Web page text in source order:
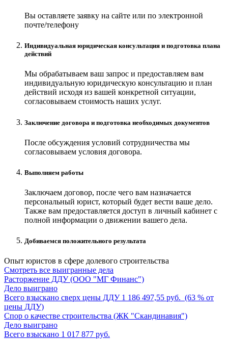
Вы оставляете заявку на сайте или по электронной
почте/телефону
Индивидуальная юридическая консультация и подготовка плана
действий
Мы обрабатываем ваш запрос и предоставляем вам
индивидуальную юридическую консультацию и план
действий исходя из вашей конкретной ситуации,
согласовываем стоимость наших услуг.
Заключение договора и подготовка необходимых документов
После обсуждения условий сотрудничества мы
согласовываем условия договора.
Выполняем работы
Заключаем договор, после чего вам назначается
персональный юрист, который будет вести ваше дело.
Также вам предоставляется доступ в личный кабинет с
полной информации о движении вашего дела.
Добиваемся положительного результата
Опыт юристов в сфере долевого строительства
Смотреть все выигранные дела
Расторжение ДДУ (ООО "МГ Финанс")
Дело выиграно
Всего взыскано сверх цены ДДУ 1 186 497,55 руб. (63 % от
цены ДДУ)
Спор о качестве строительства (ЖК "Скандинавия")
Дело выиграно
Всего взыскано 1 017 877 руб.